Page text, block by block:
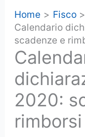
Home
Fisco
Calendario
scadenze e
2020: